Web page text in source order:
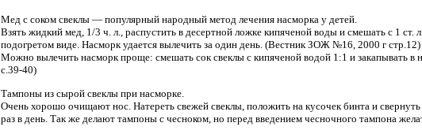
Мед с соком свеклы — популярный народный метод лечения насморка у детей.
Взять жидкий мед, 1/3 ч. л., распустить в десертной ложке кипяченой воды и смешать с 1 ст.
подогретом виде. Насморк удается вылечить за один день. (Вестник ЗОЖ №16, 2000 г стр.12)
Можно вылечить насморк проще: смешать сок свеклы с кипяченой водой 1:1 и закапывать в
с.39-40)
Тампоны из сырой свеклы при насморке.
Очень хорошо очищают нос. Натереть свежей свеклы, положить на кусочек бинта и свернуть
раз в день. Так же делают тампоны с чесноком, но перед введением чесночного тампона